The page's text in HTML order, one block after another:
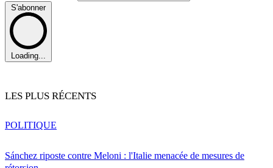
S'abonner
Loading...
LES PLUS RÉCENTS
Sánchez riposte contre Meloni : l'Italie menacée de mesures de
POLITIQUE